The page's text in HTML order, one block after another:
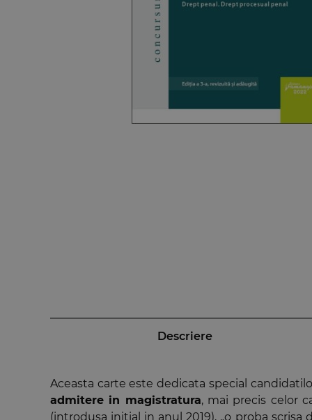
Descriere
Aceasta carte este dedicata special
admitere in magistratura, mai precis celor
(introdusa initial in anul 2019), „o proba